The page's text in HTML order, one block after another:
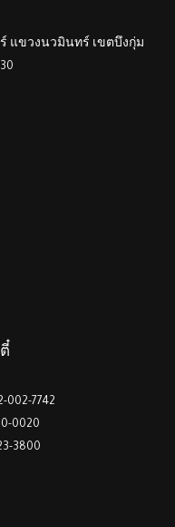
ร์ แขวงนวมินทร์ เขตบึงกุ่ม
7742
0020
3800